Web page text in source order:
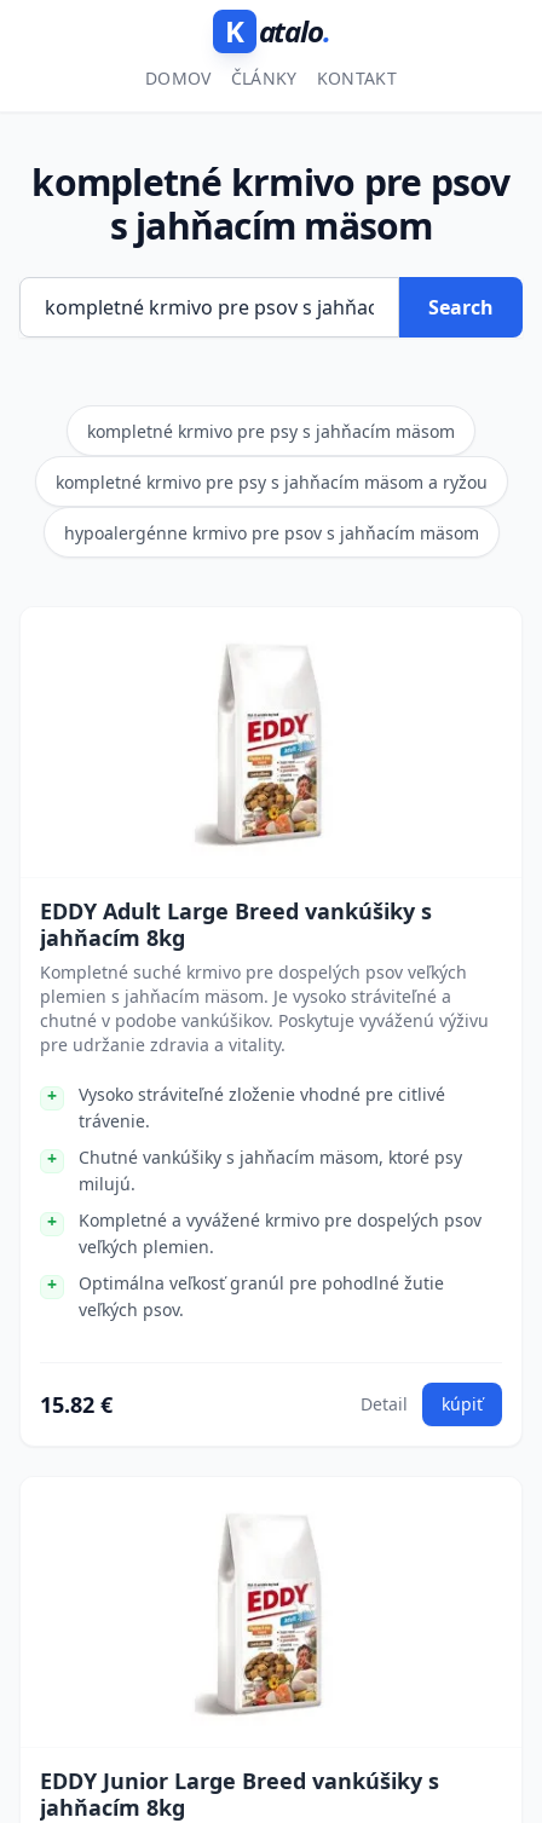
K atalo.
DOMOV ČLÁNKY KONTAKT
kompletné krmivo pre psov
s jahňacím mäsom
Search
kompletné krmivo pre psy s jahňacím mäsom
kompletné krmivo pre psy s jahňacím mäsom a ryžou
hypoalergénne krmivo pre psov s jahňacím mäsom
EDDY Adult Large Breed vankúšiky s
jahňacím 8kg
Kompletné suché krmivo pre dospelých psov veľkých
plemien s jahňacím mäsom. Je vysoko stráviteľné a
chutné v podobe vankúšikov. Poskytuje vyváženú výživu
pre udržanie zdravia a vitality.
Vysoko stráviteľné zloženie vhodné pre citlivé
trávenie.
Chutné vankúšiky s jahňacím mäsom, ktoré psy
milujú.
Kompletné a vyvážené krmivo pre dospelých psov
veľkých plemien.
Optimálna veľkosť granúl pre pohodlné žutie
veľkých psov.
15.82 € Detail kúpiť
EDDY Junior Large Breed vankúšiky s
jahňacím 8kg